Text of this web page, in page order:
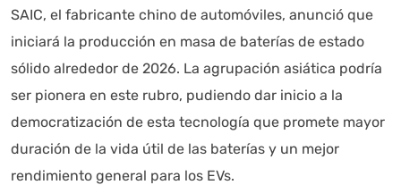
SAIC, el fabricante chino de automóviles, anunció que
iniciará la producción en masa de baterías de estado
sólido alrededor de 2026. La agrupación asiática podría
ser pionera en este rubro, pudiendo dar inicio a la
democratización de esta tecnología que promete mayor
duración de la vida útil de las baterías y un mejor
rendimiento general para los EVs.
Autoanalítica IA Agente Inteligente